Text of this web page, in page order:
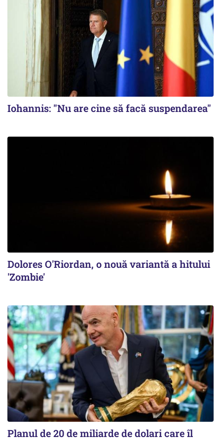
Iohannis: "Nu are cine să facă suspendarea"
Dolores O'Riordan, o nouă variantă a hitului
'Zombie'
Planul de 20 de miliarde de dolari care îl